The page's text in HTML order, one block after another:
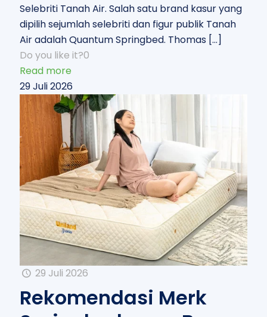
Selebriti Tanah Air. Salah satu brand kasur yang
dipilih sejumlah selebriti dan figur publik Tanah
Air adalah Quantum Springbed. Thomas […]
Do you like it?0
Read more
29 Juli 2026
29 Juli 2026
Rekomendasi Merk